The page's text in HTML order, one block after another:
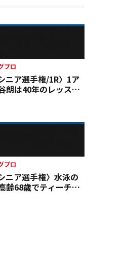
プロ
ニア選手権/1R〉1ア
朗は40年のレッスン
やく自給自足生活
プロ
ニア選手権〉水泳の
齢68歳でティーチン
下利則が72歳で新